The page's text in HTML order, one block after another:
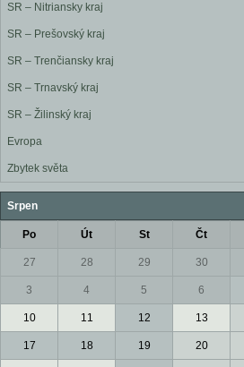
SR – Nitriansky kraj
SR – Prešovský kraj
SR – Trenčiansky kraj
SR – Trnavský kraj
SR – Žilinský kraj
Evropa
Zbytek světa
Srpen
Po Út St Čt
27 28 29 30
3 4 5 6
10 11 12 13
17 18 19 20